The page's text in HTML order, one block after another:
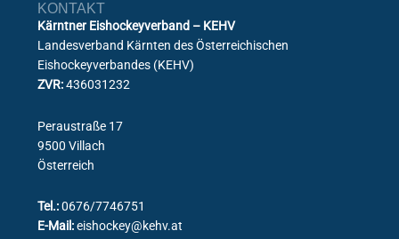
KONTAKT
Kärntner Eishockeyverband – KEHV
Landesverband Kärnten des Österreichischen
Eishockeyverbandes (KEHV)
ZVR:436031232
Peraustraße 17
9500 Villach
Österreich
Tel.:0676/7746751
E-Mail:eishockey@kehv.at